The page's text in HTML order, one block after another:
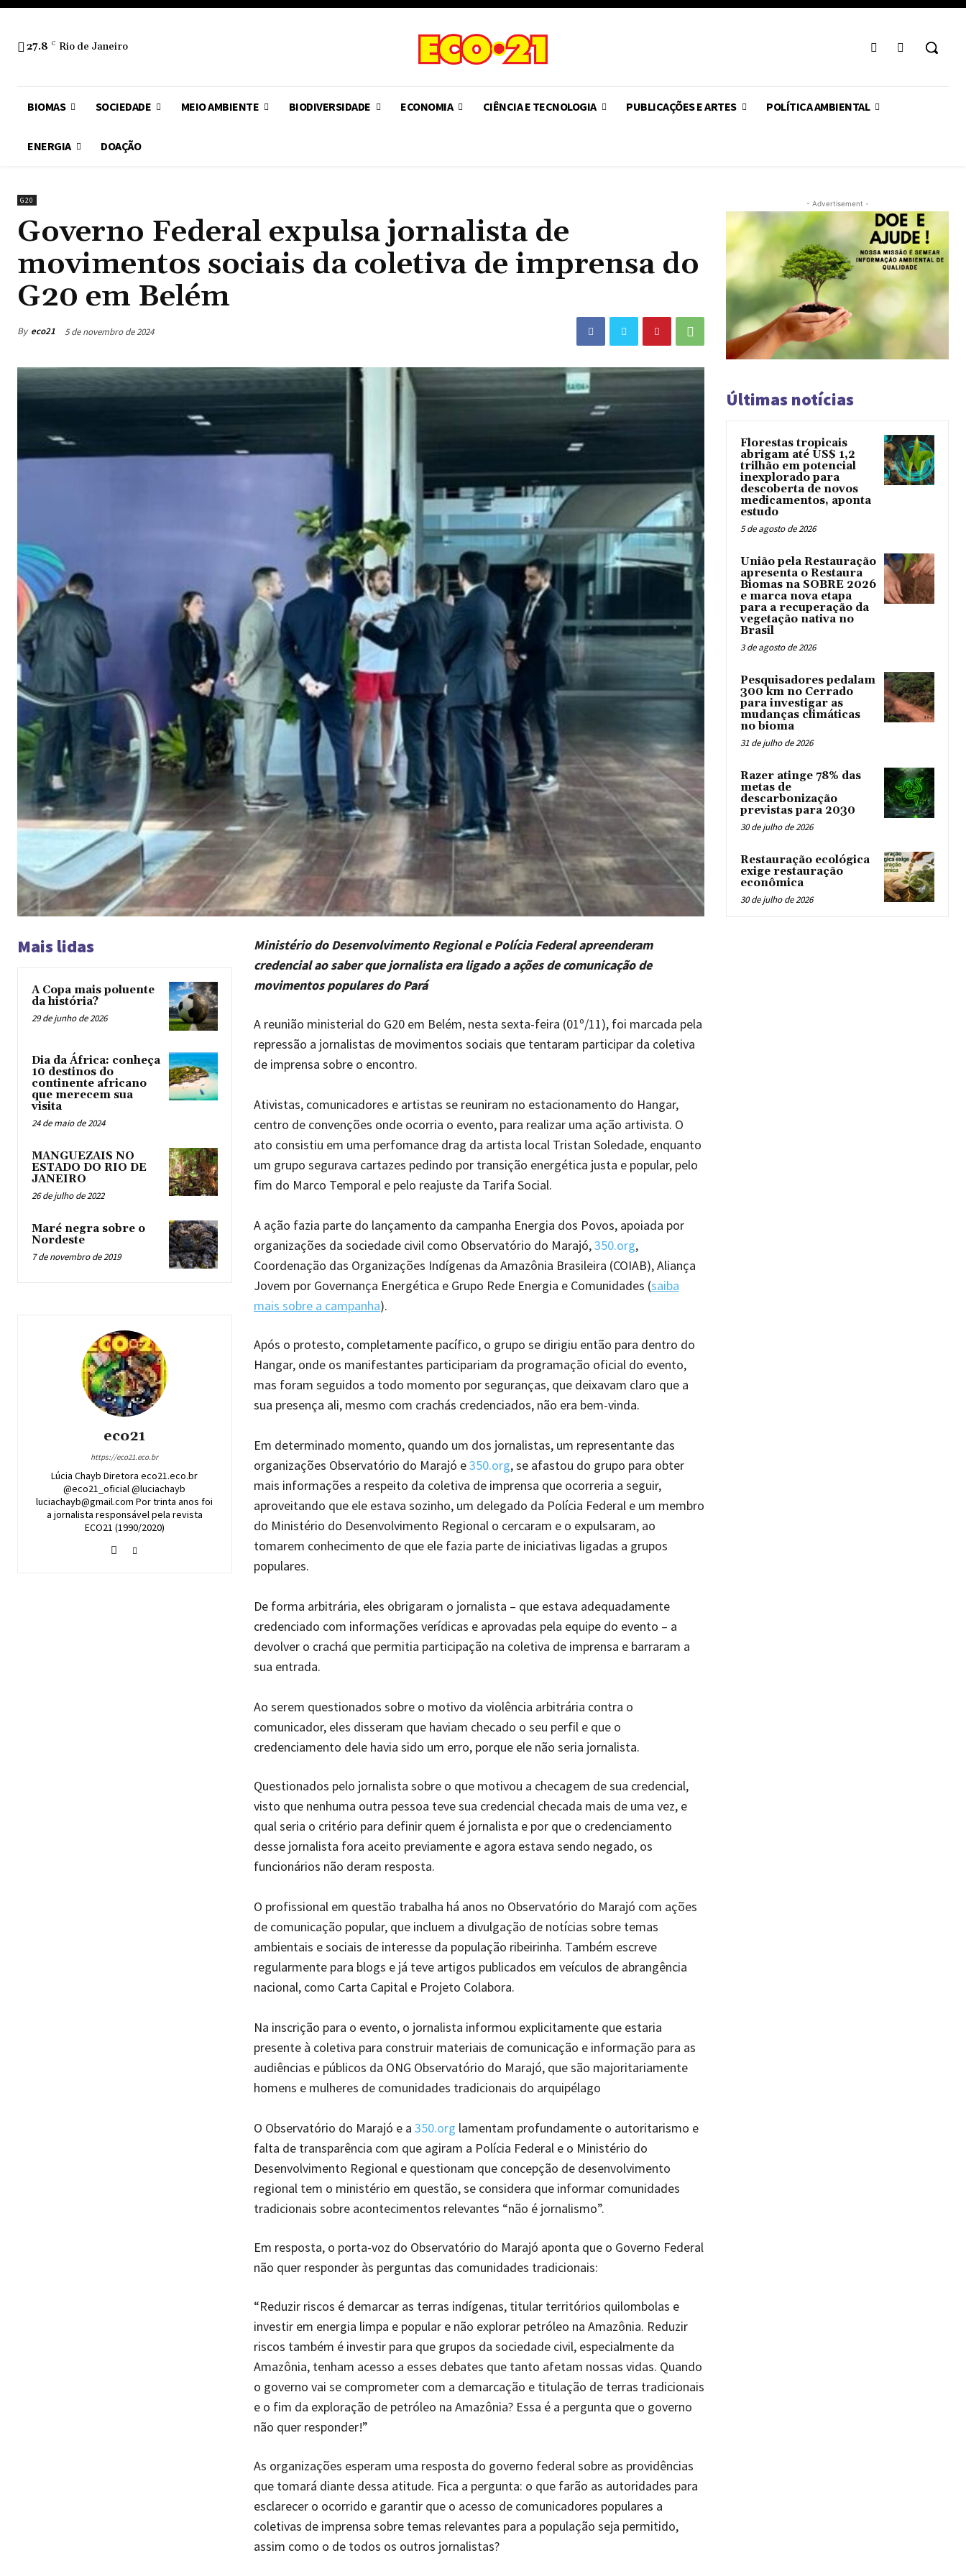
27.8 C Rio de Janeiro
BIOMAS SOCIEDADE MEIO AMBIENTE BIODIVERSIDADE ECONOMIA CIÊNCIA E TECNOLOGIA PUBLICAÇÕES E ARTES POLÍTICA AMBIENTAL
ENERGIA DOAÇÃO
G20
Governo Federal expulsa jornalista de
movimentos sociais da coletiva de imprensa do
G20 em Belém
By eco21 5 de novembro de 2024
Mais lidas
A Copa mais poluente
da história?
29 de junho de 2026
Dia da África: conheça
10 destinos do
continente africano
que merecem sua
visita
24 de maio de 2024
MANGUEZAIS NO
ESTADO DO RIO DE
JANEIRO
26 de julho de 2022
Maré negra sobre o
Nordeste
7 de novembro de 2019
eco21
https://eco21.eco.br
Lúcia Chayb Diretora eco21.eco.br
@eco21_oficial @luciachayb
luciachayb@gmail.com Por trinta anos foi
a jornalista responsável pela revista
ECO21 (1990/2020)
Ministério do Desenvolvimento Regional e Polícia Federal apreenderam
credencial ao saber que jornalista era ligado a ações de comunicação de
movimentos populares do Pará
A reunião ministerial do G20 em Belém, nesta sexta-feira (01⁠º/11), foi marcada pela
repressão a jornalistas de movimentos sociais que tentaram participar da coletiva
de imprensa sobre o encontro.
Ativistas, comunicadores e artistas se reuniram no estacionamento do Hangar,
centro de convenções onde ocorria o evento, para realizar uma ação artivista. O
ato consistiu em uma perfomance drag da artista local Tristan Soledade, enquanto
um grupo segurava cartazes pedindo por transição energética justa e popular, pelo
fim do Marco Temporal e pelo reajuste da Tarifa Social.
A ação fazia parte do lançamento da campanha Energia dos Povos, apoiada por
organizações da sociedade civil como Observatório do Marajó,350.org,
Coordenação das Organizações Indígenas da Amazônia Brasileira (COIAB), Aliança
Jovem por Governança Energética e Grupo Rede Energia e Comunidades (saiba
mais sobre a campanha).
Após o protesto, completamente pacífico, o grupo se dirigiu então para dentro do
Hangar, onde os manifestantes participariam da programação oficial do evento,
mas foram seguidos a todo momento por seguranças, que deixavam claro que a
sua presença ali, mesmo com crachás credenciados, não era bem-vinda.
Em determinado momento, quando um dos jornalistas, um representante das
organizações Observatório do Marajó e350.org, se afastou do grupo para obter
mais informações a respeito da coletiva de imprensa que ocorreria a seguir,
aproveitando que ele estava sozinho, um delegado da Polícia Federal e um membro
do Ministério do Desenvolvimento Regional o cercaram e o expulsaram, ao
tomarem conhecimento de que ele fazia parte de iniciativas ligadas a grupos
populares.
De forma arbitrária, eles obrigaram o jornalista – que estava adequadamente
credenciado com informações verídicas e aprovadas pela equipe do evento – a
devolver o crachá que permitia participação na coletiva de imprensa e barraram a
sua entrada.
Ao serem questionados sobre o motivo da violência arbitrária contra o
comunicador, eles disseram que haviam checado o seu perfil e que o
credenciamento dele havia sido um erro, porque ele não seria jornalista.
Questionados pelo jornalista sobre o que motivou a checagem de sua credencial,
visto que nenhuma outra pessoa teve sua credencial checada mais de uma vez, e
qual seria o critério para definir quem é jornalista e por que o credenciamento
desse jornalista fora aceito previamente e agora estava sendo negado, os
funcionários não deram resposta.
O profissional em questão trabalha há anos no Observatório do Marajó com ações
de comunicação popular, que incluem a divulgação de notícias sobre temas
ambientais e sociais de interesse da população ribeirinha. Também escreve
regularmente para blogs e já teve artigos publicados em veículos de abrangência
nacional, como Carta Capital e Projeto Colabora.
Na inscrição para o evento, o jornalista informou explicitamente que estaria
presente à coletiva para construir materiais de comunicação e informação para as
audiências e públicos da ONG Observatório do Marajó, que são majoritariamente
homens e mulheres de comunidades tradicionais do arquipélago
O Observatório do Marajó e a 350.org lamentam profundamente o autoritarismo e
falta de transparência com que agiram a Polícia Federal e o Ministério do
Desenvolvimento Regional e questionam que concepção de desenvolvimento
regional tem o ministério em questão, se considera que informar comunidades
tradicionais sobre acontecimentos relevantes “não é jornalismo”.
Em resposta, o porta-voz do Observatório do Marajó aponta que o Governo Federal
não quer responder às perguntas das comunidades tradicionais:
“Reduzir riscos é demarcar as terras indígenas, titular territórios quilombolas e
investir em energia limpa e popular e não explorar petróleo na Amazônia. Reduzir
riscos também é investir para que grupos da sociedade civil, especialmente da
Amazônia, tenham acesso a esses debates que tanto afetam nossas vidas. Quando
o governo vai se comprometer com a demarcação e titulação de terras tradicionais
e o fim da exploração de petróleo na Amazônia? Essa é a pergunta que o governo
não quer responder!”
As organizações esperam uma resposta do governo federal sobre as providências
que tomará diante dessa atitude. Fica a pergunta: o que farão as autoridades para
esclarecer o ocorrido e garantir que o acesso de comunicadores populares a
coletivas de imprensa sobre temas relevantes para a população seja permitido,
assim como o de todos os outros jornalistas?
- Advertisement -
Últimas notícias
Florestas tropicais
abrigam até US$ 1,2
trilhão em potencial
inexplorado para
descoberta de novos
medicamentos, aponta
estudo
5 de agosto de 2026
União pela Restauração
apresenta o Restaura
Biomas na SOBRE 2026
e marca nova etapa
para a recuperação da
vegetação nativa no
Brasil
3 de agosto de 2026
Pesquisadores pedalam
300 km no Cerrado
para investigar as
mudanças climáticas
no bioma
31 de julho de 2026
Razer atinge 78% das
metas de
descarbonização
previstas para 2030
30 de julho de 2026
Restauração ecológica
exige restauração
econômica
30 de julho de 2026